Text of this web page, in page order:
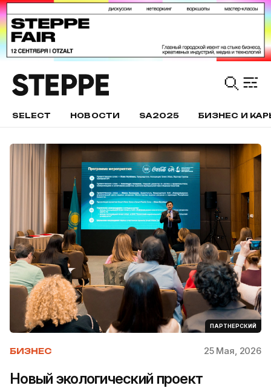
SELECT НОВОСТИ SA2025 БИЗНЕС И
ПАРТНЕРСКИЙ
БИЗНЕС 25 Мая, 2026
Новый экологический проект